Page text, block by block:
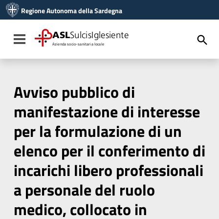
Vai al menu di navigazione
Vai al footer
Regione Autonoma della Sardegna
Toggle navigation
ASLSulcisIglesiente
Azienda socio-sanitaria locale
Avviso pubblico di
manifestazione di interesse
per la formulazione di un
elenco per il conferimento di
incarichi libero professionali
a personale del ruolo
medico, collocato in